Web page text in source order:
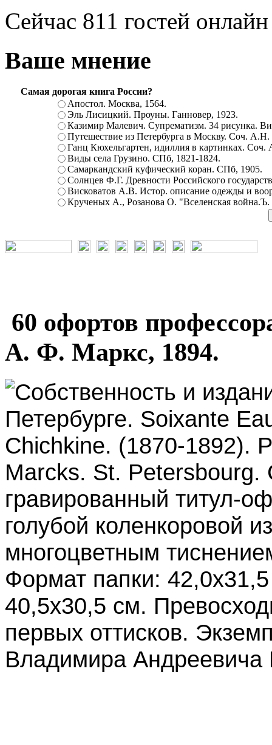
Сейчас 811 гостей онлайн
Ваше мнение
Самая дорогая книга России?
Апостол. Москва, 1564.
Эль Лисицкий. Проуны. Ганновер, 1923.
Казимир Малевич. Супрематизм. 34 рисунка.
Путешествие из Петербурга в Москву. Соч.
Ганц Кюхельгартен, идиллия в картинках.
Виды села Грузино. СПб, 1821-1824.
Самаркандский куфический коран. СПб, 1905.
Солнцев Ф.Г. Древности Российского
Висковатов А.В. Истор. описание одежды и
Крученых А., Розанова О. "Вселенская
60 офортов
А. Ф. Маркс, 1894.
Собственность и
Петербурге. Soixante
Chichkine. (1870-1892).
Marcks. St.
гравированный титул-
голубой коленкоровой
многоцветным
Формат папки:
40,5х30,5 см.
первых оттисков.
Владимира